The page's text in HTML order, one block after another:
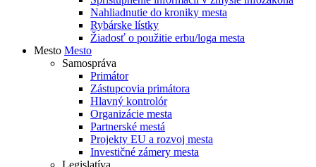
Nahliadnutie do kroniky mesta
Rybárske lístky
Žiadosť o použitie erbu/loga mesta
Mesto Mesto
Samospráva
Primátor
Zástupcovia primátora
Hlavný kontrolór
Organizácie mesta
Partnerské mestá
Projekty EU a rozvoj mesta
Investičné zámery mesta
Legislatíva